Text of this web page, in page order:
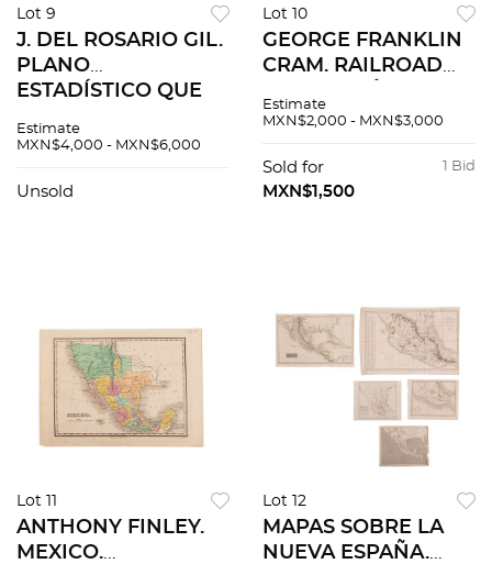
Lot 9
J. DEL ROSARIO GIL.
PLANO
ESTADÍSTICO QUE
NUEVO TERRITORIO
CARMEN. Grabado,
Estimate
MXN$4,000 - MXN$6,000
Unsold
Lot 10
GEORGE FRANKLIN
CRAM. RAILROAD
CHICAGO: GEO. F.
AND PUBLISHER,
CA. 1890. Mapa
Estimate
MXN$2,000 - MXN$3,000
1 Bid
Sold for
MXN$1,500
Lot 11
ANTHONY FINLEY.
MEXICO.
Lot 12
MAPAS SOBRE LA
NUEVA ESPAÑA.